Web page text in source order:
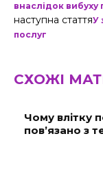
внаслідок вибуху
наступна статтяУ
послуг
СХОЖІ
Чому влітку
пов’язано з